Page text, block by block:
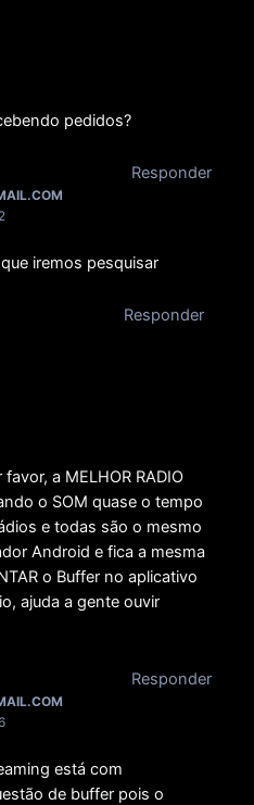
pedidos?
Responder
iremos pesquisar
Responder
a MELHOR RADIO
o SOM quase o tempo
e todas são o mesmo
Android e fica a mesma
o Buffer no aplicativo
ajuda a gente ouvir
Responder
está com
de buffer pois o